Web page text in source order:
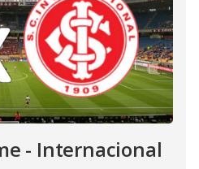
- Internacional